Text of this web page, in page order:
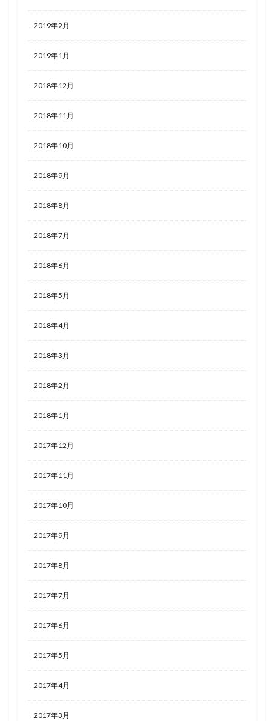
2019年2月
2019年1月
2018年12月
2018年11月
2018年10月
2018年9月
2018年8月
2018年7月
2018年6月
2018年5月
2018年4月
2018年3月
2018年2月
2018年1月
2017年12月
2017年11月
2017年10月
2017年9月
2017年8月
2017年7月
2017年6月
2017年5月
2017年4月
2017年3月